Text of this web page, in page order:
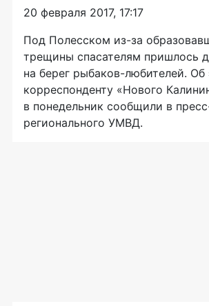
20 февраля 2017, 17:17
Под Полесском из-за
трещины спасателям пришлось
на берег рыбаков-любителей. Об
корреспонденту «Нового
в понедельник сообщили в
регионального УМВД.